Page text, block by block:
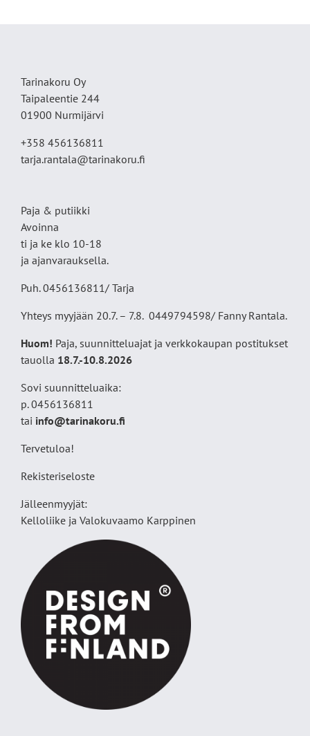
Tarinakoru Oy
Taipaleentie 244
01900 Nurmijärvi
+358 456136811
tarja.rantala@tarinakoru.fi
Paja & putiikki
Avoinna
ti ja ke klo 10-18
ja ajanvarauksella.
Puh. 0456136811/ Tarja
Yhteys myyjään 20.7. – 7.8. 0449794598/ Fanny Rantala.
Huom! Paja, suunnitteluajat ja verkkokaupan postitukset
tauolla 18.7.-10.8.2026
Sovi suunnitteluaika:
p. 0456136811
tai info@tarinakoru.fi
Tervetuloa!
Rekisteriseloste
Jälleenmyyjät:
Kelloliike ja Valokuvaamo Karppinen